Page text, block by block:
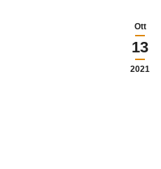
Ott
13
2021